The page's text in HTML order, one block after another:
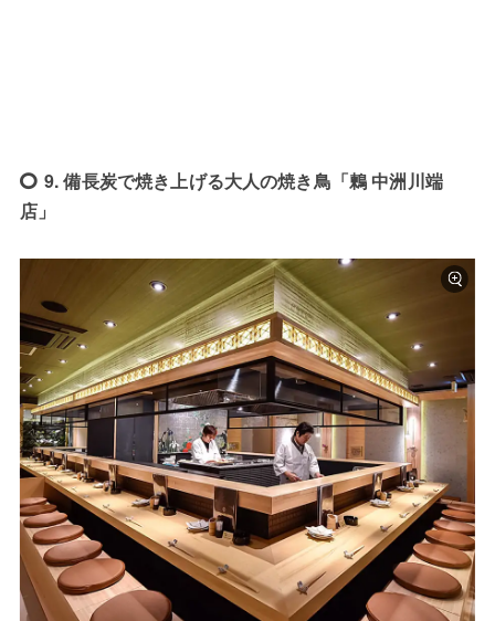
9. 備長炭で焼き上げる大人の焼き鳥「鶫 中洲川端
店」